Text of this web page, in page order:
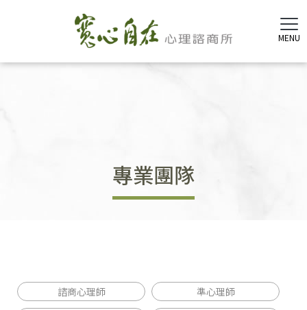
專業團隊
諮商心理師
準心理師